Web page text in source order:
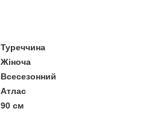
Туреччина
Жіноча
Всесезонний
Атлас
90 см